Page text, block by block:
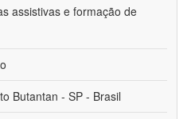
assistivas e formação de
Butantan - SP - Brasil